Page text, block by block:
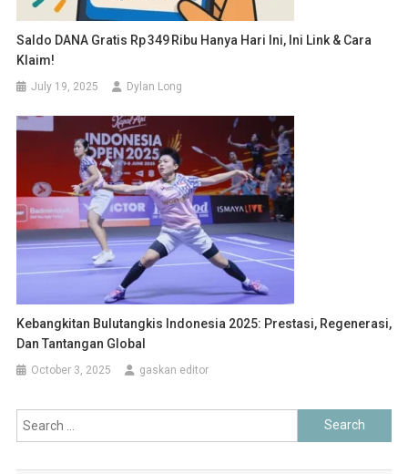
Saldo DANA Gratis Rp 349 Ribu Hanya Hari Ini, Ini Link & Cara
Klaim!
July 19, 2025 Dylan Long
Kebangkitan Bulutangkis Indonesia 2025: Prestasi, Regenerasi,
Dan Tantangan Global
October 3, 2025 gaskan editor
Search
for: